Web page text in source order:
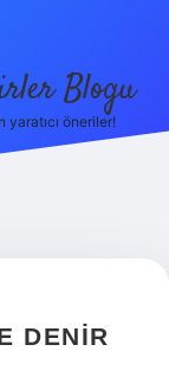
Blogu
yaratıcı öneriler!
DENIR